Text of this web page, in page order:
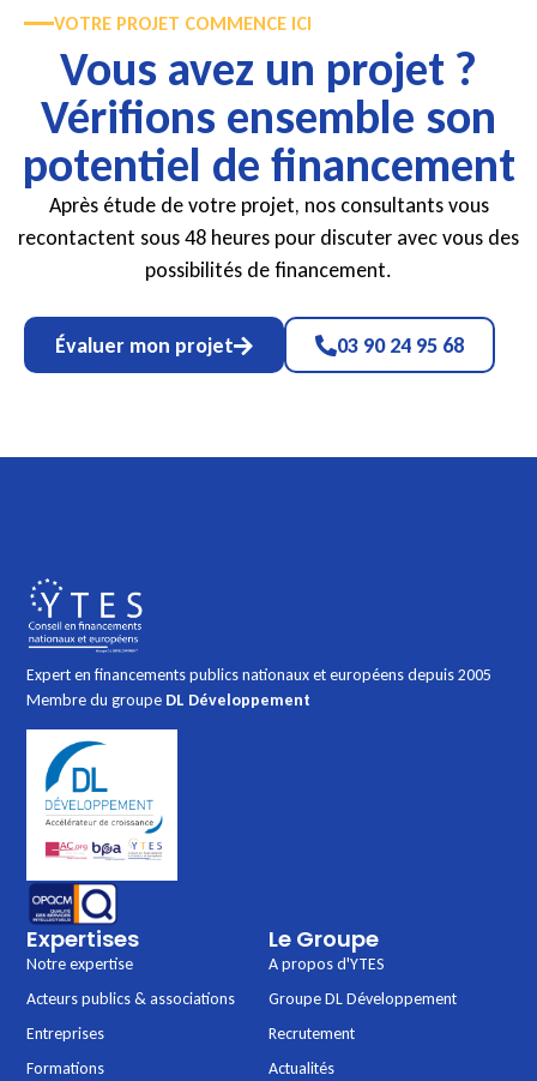
VOTRE PROJET COMMENCE ICI
Vous avez un projet ?
Vérifions ensemble son
potentiel de financement
Après étude de votre projet, nos consultants vous
recontactent sous 48 heures pour discuter avec vous des
possibilités de financement.
Évaluer mon projet 03 90 24 95 68
Expert en financements publics nationaux et européens depuis 2005
Membre du groupe DL Développement
Expertises
Notre expertise
Acteurs publics & associations
Entreprises
Formations
Le Groupe
A propos d'YTES
Groupe DL Développement
Recrutement
Actualités